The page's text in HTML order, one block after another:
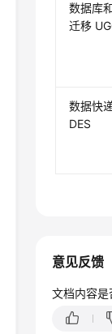
数据库
迁移
数据快
DES
意见反馈
文档内容是